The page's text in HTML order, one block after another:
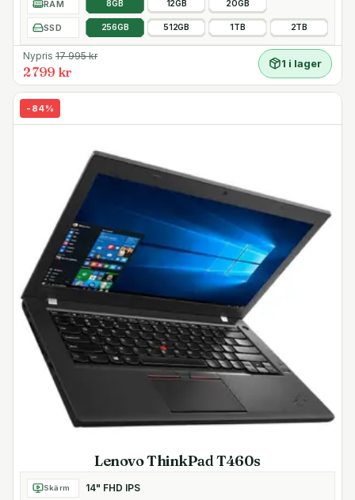
RAM 8GB 12GB 20GB
SSD 256GB 512GB 1TB 2TB
Nypris 17 995kr
2 799 kr
1 i lager
- 84%
Lenovo ThinkPad T460s
Skärm 14" FHD IPS